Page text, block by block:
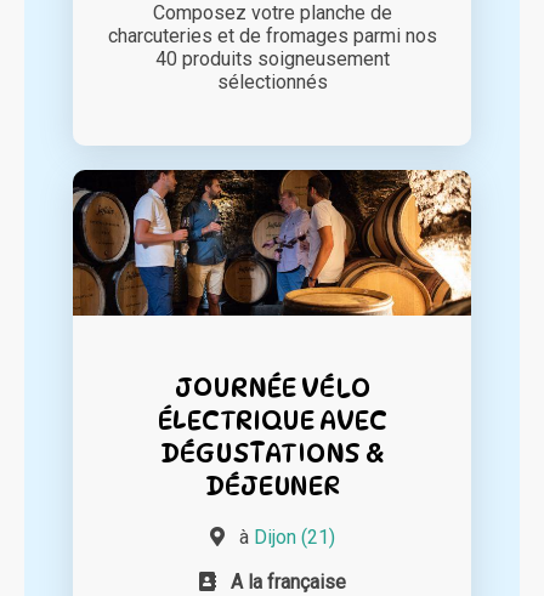
Composez votre planche de
charcuteries et de fromages parmi nos
40 produits soigneusement
sélectionnés
JOURNÉE VÉLO
ÉLECTRIQUE AVEC
DÉGUSTATIONS &
DÉJEUNER
à Dijon (21)
A la française